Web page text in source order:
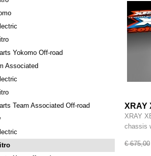
Yokomo Off-road
Associated
Team Associated Off-road
XRAY
XRAY
chassis
€ 675,00